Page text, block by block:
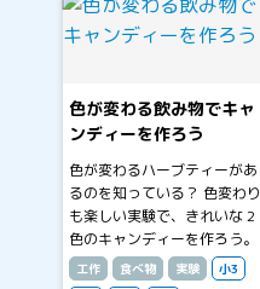
色が変わる飲み物でキャ
ンディーを作ろう
色が変わるハーブティーがあ
るのを知っている？ 色変わり
も楽しい実験で、きれいな 2
色のキャンディーを作ろう。
工作 食べ物 実験
小3